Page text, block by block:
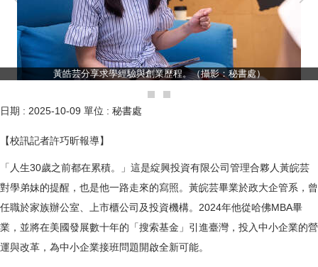
黃皓芸分享求學經驗與創業歷程。（攝影：秘書處）
日期 : 2025-10-09 單位 : 秘書處
【校訊記者許巧昕報導】
「人生30歲之前都在累積。」這是綻興投資有限公司管理合夥人黃皖芸
對學弟妹的提醒，也是他一路走來的寫照。黃皖芸畢業於政大企管系，曾
任職於家族辦公室、上市櫃公司及投資機構。2024年他從哈佛MBA畢
業，並將在美國發展數十年的「搜索基金」引進臺灣，投入中小企業的營
運與改革，為中小企業接班問題開啟全新可能。